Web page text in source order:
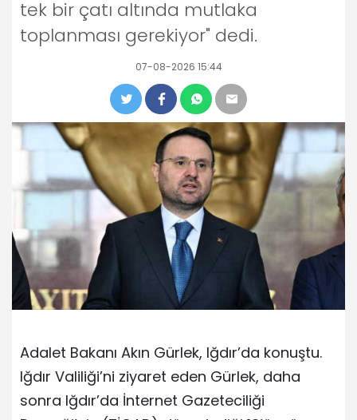
tek bir çatı altında mutlaka
toplanması gerekiyor" dedi.
07-08-2026 15:44
Adalet Bakanı Akın Gürlek, Iğdır’da konuştu.
Iğdır Valiliği’ni ziyaret eden Gürlek, daha
sonra Iğdır’da İnternet Gazeteciliği